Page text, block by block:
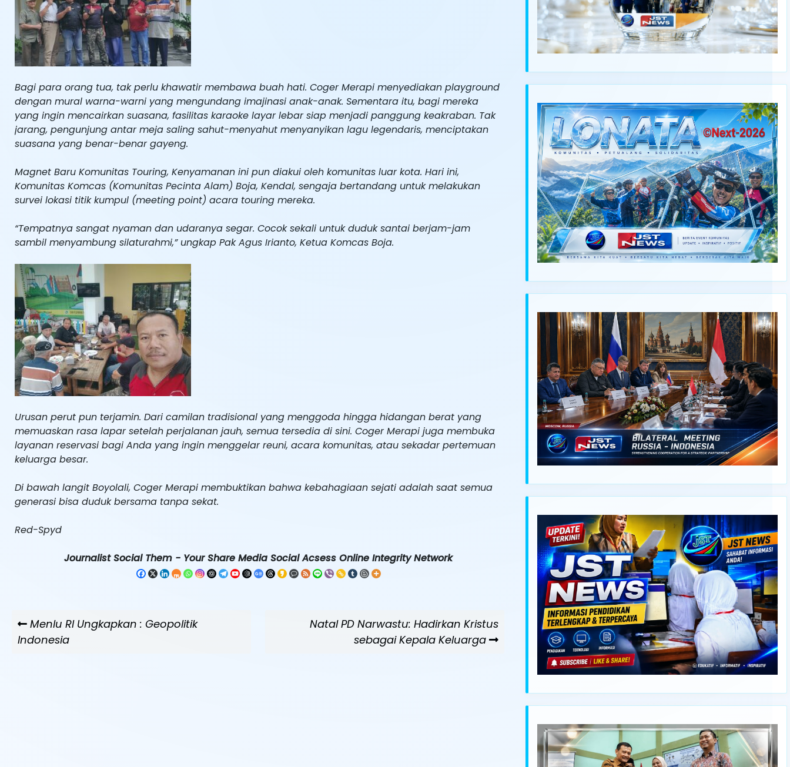
Bagi para orang tua, tak perlu khawatir membawa buah hati. Coger Merapi menyediakan playground
dengan mural warna-warni yang mengundang imajinasi anak-anak. Sementara itu, bagi mereka
yang ingin mencairkan suasana, fasilitas karaoke layar lebar siap menjadi panggung keakraban. Tak
jarang, pengunjung antar meja saling sahut-menyahut menyanyikan lagu legendaris, menciptakan
suasana yang benar-benar gayeng.
Magnet Baru Komunitas Touring, Kenyamanan ini pun diakui oleh komunitas luar kota. Hari ini,
Komunitas Komcas (Komunitas Pecinta Alam) Boja, Kendal, sengaja bertandang untuk melakukan
survei lokasi titik kumpul (meeting point) acara touring mereka.
“Tempatnya sangat nyaman dan udaranya segar. Cocok sekali untuk duduk santai berjam-jam
sambil menyambung silaturahmi,” ungkap Pak Agus Irianto, Ketua Komcas Boja.
Urusan perut pun terjamin. Dari camilan tradisional yang menggoda hingga hidangan berat yang
memuaskan rasa lapar setelah perjalanan jauh, semua tersedia di sini. Coger Merapi juga membuka
layanan reservasi bagi Anda yang ingin menggelar reuni, acara komunitas, atau sekadar pertemuan
keluarga besar.
Di bawah langit Boyolali, Coger Merapi membuktikan bahwa kebahagiaan sejati adalah saat semua
generasi bisa duduk bersama tanpa sekat.
Red-Spyd
Journalist Social Them - Your Share Media Social Acsess Online Integrity Network
posPrevious
Post
Menlu RI Ungkapkan : Geopolitik
Indonesia
Natal PD Narwastu: Hadirkan Kristus
sebagai Kepala Keluarga